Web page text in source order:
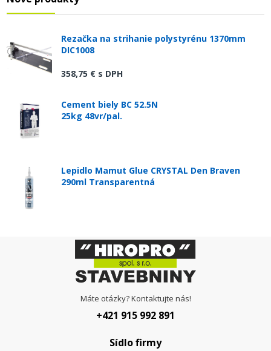
Rezačka na strihanie polystyrénu 1370mm
DIC1008
358,75 € s DPH
Cement biely BC 52.5N
25kg 48vr/pal.
Lepidlo Mamut Glue CRYSTAL Den Braven
290ml Transparentná
Máte otázky? Kontaktujte nás!
+421 915 992 891
Sídlo firmy